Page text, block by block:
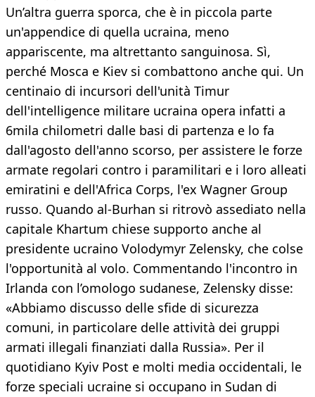
Un’altra guerra sporca, che è in piccola parte
un'appendice di quella ucraina, meno
appariscente, ma altrettanto sanguinosa. Sì,
perché Mosca e Kiev si combattono anche qui. Un
centinaio di incursori dell'unità Timur
dell'intelligence militare ucraina opera infatti a
6mila chilometri dalle basi di partenza e lo fa
dall'agosto dell'anno scorso, per assistere le forze
armate regolari contro i paramilitari e i loro alleati
emiratini e dell'Africa Corps, l'ex Wagner Group
russo. Quando al-Burhan si ritrovò assediato nella
capitale Khartum chiese supporto anche al
presidente ucraino Volodymyr Zelensky, che colse
l'opportunità al volo. Commentando l'incontro in
Irlanda con l’omologo sudanese, Zelensky disse:
«Abbiamo discusso delle sfide di sicurezza
comuni, in particolare delle attività dei gruppi
armati illegali finanziati dalla Russia». Per il
quotidiano Kyiv Post e molti media occidentali, le
forze speciali ucraine si occupano in Sudan di